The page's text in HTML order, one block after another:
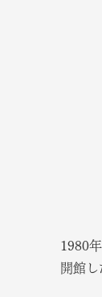
1980
開館し